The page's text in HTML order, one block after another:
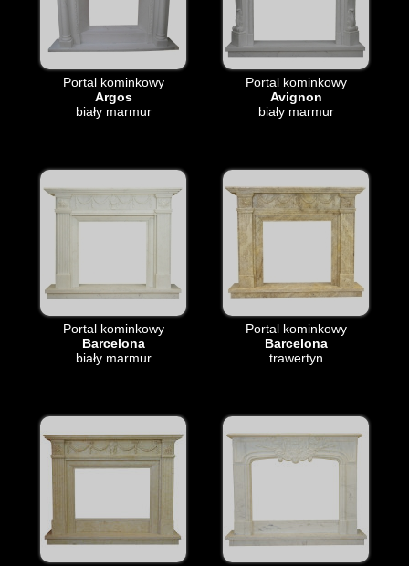
Portal kominkowy
Argos
biały marmur
Portal kominkowy
Avignon
biały marmur
Portal kominkowy
Barcelona
biały marmur
Portal kominkowy
Barcelona
trawertyn